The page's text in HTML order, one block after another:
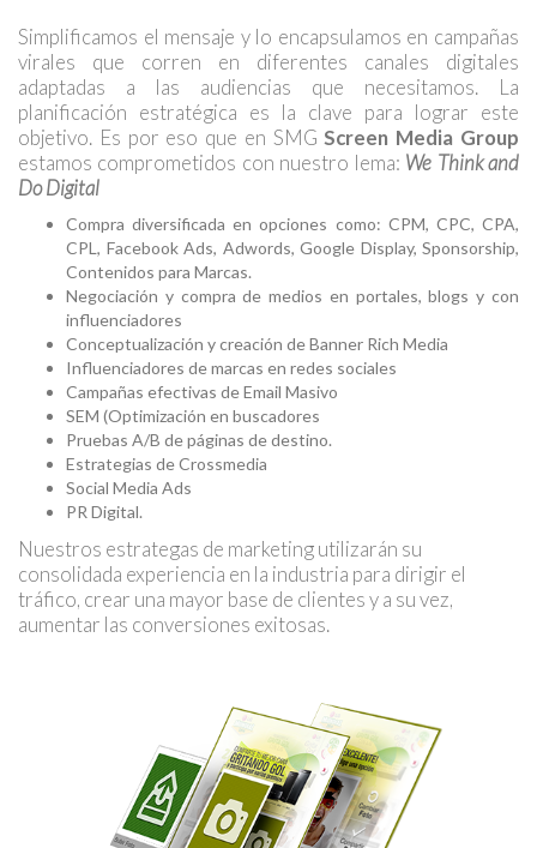
Simplificamos el mensaje y lo encapsulamos en campañas
virales que corren en diferentes canales digitales
adaptadas a las audiencias que necesitamos. La
planificación estratégica es la clave para lograr este
objetivo. Es por eso que en SMGScreen Media Group
estamos comprometidos con nuestro lema: We Think and
Do Digital
Compra diversificada en opciones como: CPM, CPC, CPA,
CPL, Facebook Ads, Adwords, Google Display, Sponsorship,
Contenidos para Marcas.
Negociación y compra de medios en portales, blogs y con
influenciadores
Conceptualización y creación de Banner Rich Media
Influenciadores de marcas en redes sociales
Campañas efectivas de Email Masivo
SEM (Optimización en buscadores
Pruebas A/B de páginas de destino.
Estrategias de Crossmedia
Social Media Ads
PR Digital.
Nuestros estrategas de marketing utilizarán su
consolidada experiencia en la industria para dirigir el
tráfico, crear una mayor base de clientes y a su vez,
aumentar las conversiones exitosas.